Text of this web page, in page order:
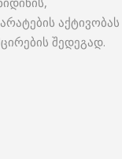
აქტივობას
შედეგად.